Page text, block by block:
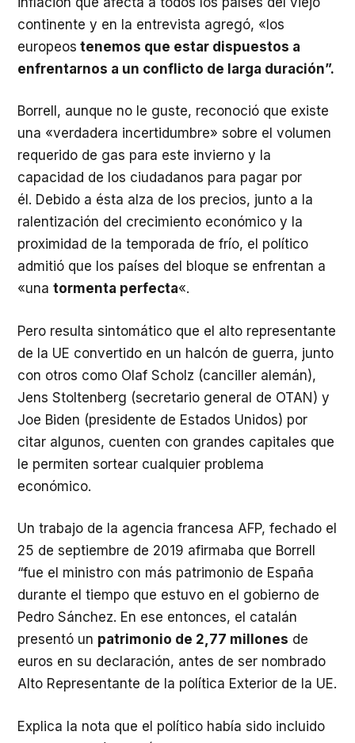
continente y en la entrevista agregó, «los
europeos tenemos que estar dispuestos a
enfrentarnos a un conflicto de larga duración”.
Borrell, aunque no le guste, reconoció que existe
una «verdadera incertidumbre» sobre el volumen
requerido de gas para este invierno y la
capacidad de los ciudadanos para pagar por
él. Debido a ésta alza de los precios, junto a la
ralentización del crecimiento económico y la
proximidad de la temporada de frío, el político
admitió que los países del bloque se enfrentan a
«una tormenta perfecta«.
Pero resulta sintomático que el alto representante
de la UE convertido en un halcón de guerra, junto
con otros como Olaf Scholz (canciller alemán),
Jens Stoltenberg (secretario general de OTAN) y
Joe Biden (presidente de Estados Unidos) por
citar algunos, cuenten con grandes capitales que
le permiten sortear cualquier problema
económico.
Un trabajo de la agencia francesa AFP, fechado el
25 de septiembre de 2019 afirmaba que Borrell
“fue el ministro con más patrimonio de España
durante el tiempo que estuvo en el gobierno de
Pedro Sánchez. En ese entonces, el catalán
presentó un patrimonio de 2,77 millones de
euros en su declaración, antes de ser nombrado
Alto Representante de la política Exterior de la UE.
Explica la nota que el político había sido incluido